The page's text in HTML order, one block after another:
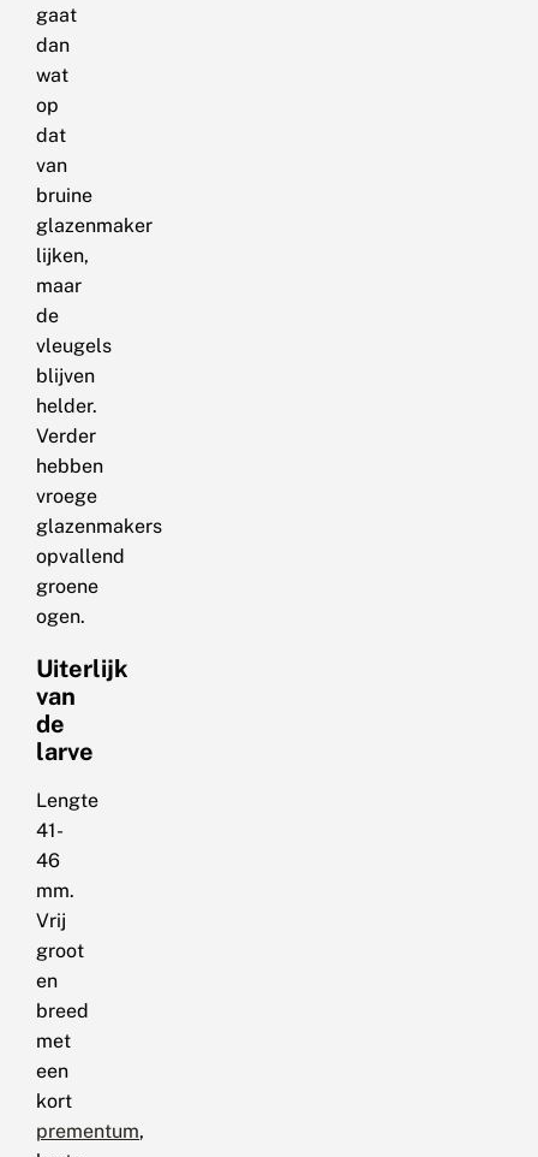
gaat
dan
wat
op
dat
van
bruine
glazenmaker
lijken,
maar
de
vleugels
blijven
helder.
Verder
hebben
vroege
glazenmakers
opvallend
groene
ogen.
Uiterlijk
van
de
larve
Lengte
41-
46
mm.
Vrij
groot
en
breed
met
een
kort
prementum,